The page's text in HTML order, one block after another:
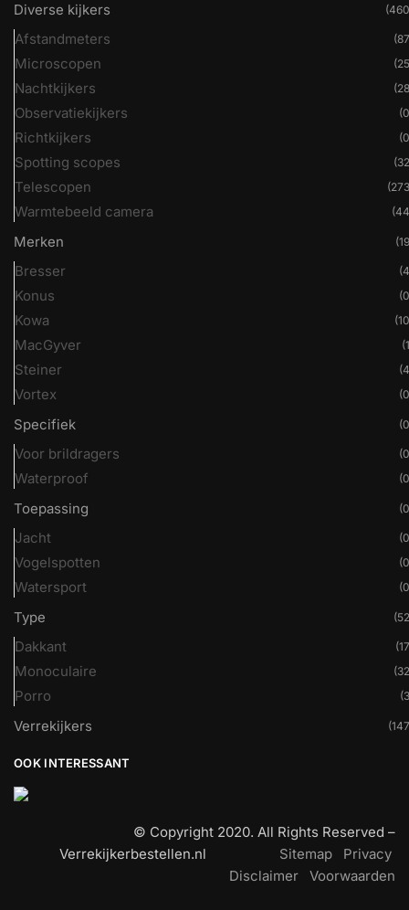
Diverse kijkers
Afstandmeters
Microscopen
Nachtkijkers
Observatiekijkers
Richtkijkers
Spotting scopes
Telescopen
Warmtebeeld camera
Merken
Bresser
Konus
Kowa
MacGyver
Steiner
Vortex
Specifiek
Voor brildragers
Waterproof
Toepassing
Jacht
Vogelspotten
Watersport
Type
Dakkant
Monoculaire
Porro
Verrekijkers
OOK INTERESSANT
© Copyright 2020. All Rights Reserved –
Verrekijkerbestellen.nl Sitemap
Privacy
Disclaimer
Voorwaarden